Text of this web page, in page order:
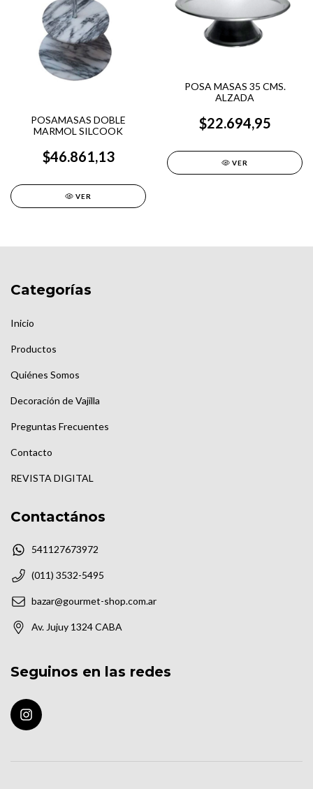
POSAMASAS DOBLE
MARMOL SILCOOK
$46.861,13
VER
POSA MASAS 35 CMS.
ALZADA
$22.694,95
VER
Categorías
Inicio
Productos
Quiénes Somos
Decoración de Vajilla
Preguntas Frecuentes
Contacto
REVISTA DIGITAL
Contactános
541127673972
(011) 3532-5495
bazar@gourmet-shop.com.ar
Av. Jujuy 1324 CABA
Seguinos en las redes